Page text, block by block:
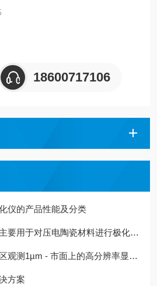
18600717106
仪的产品性能及分类
用于对压电陶瓷材料进行极化处理
- 市面上的高分辨率显微成像椭偏技术
方案